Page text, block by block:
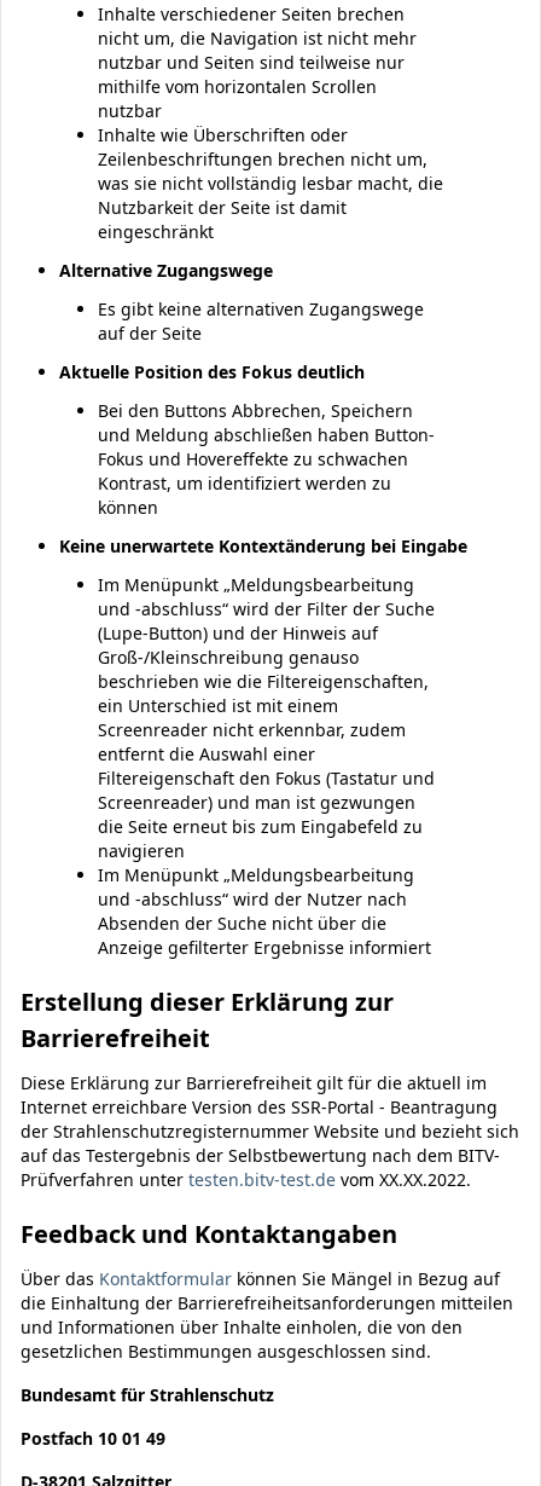
Inhalte verschiedener Seiten brechen
nicht um, die Navigation ist nicht mehr
nutzbar und Seiten sind teilweise nur
mithilfe vom horizontalen Scrollen
nutzbar
Inhalte wie Überschriften oder
Zeilenbeschriftungen brechen nicht um,
was sie nicht vollständig lesbar macht, die
Nutzbarkeit der Seite ist damit
eingeschränkt
Alternative Zugangswege
Es gibt keine alternativen Zugangswege
auf der Seite
Aktuelle Position des Fokus deutlich
Bei den Buttons Abbrechen, Speichern
und Meldung abschließen haben Button-
Fokus und Hovereffekte zu schwachen
Kontrast, um identifiziert werden zu
können
Keine unerwartete Kontextänderung bei Eingabe
Im Menüpunkt „Meldungsbearbeitung
und -abschluss“ wird der Filter der Suche
(Lupe-Button) und der Hinweis auf
Groß-/Kleinschreibung genauso
beschrieben wie die Filtereigenschaften,
ein Unterschied ist mit einem
Screenreader nicht erkennbar, zudem
entfernt die Auswahl einer
Filtereigenschaft den Fokus (Tastatur und
Screenreader) und man ist gezwungen
die Seite erneut bis zum Eingabefeld zu
navigieren
Im Menüpunkt „Meldungsbearbeitung
und -abschluss“ wird der Nutzer nach
Absenden der Suche nicht über die
Anzeige gefilterter Ergebnisse informiert
Erstellung dieser Erklärung zur
Barrierefreiheit
Diese Erklärung zur Barrierefreiheit gilt für die aktuell im
Internet erreichbare Version des SSR-Portal - Beantragung
der Strahlenschutzregisternummer Website und bezieht sich
auf das Testergebnis der Selbstbewertung nach dem BITV-
Prüfverfahren unter testen.bitv-test.de vom XX.XX.2022.
Feedback und Kontaktangaben
Über das Kontaktformular können Sie Mängel in Bezug auf
die Einhaltung der Barrierefreiheitsanforderungen mitteilen
und Informationen über Inhalte einholen, die von den
gesetzlichen Bestimmungen ausgeschlossen sind.
Bundesamt für Strahlenschutz
Postfach 10 01 49